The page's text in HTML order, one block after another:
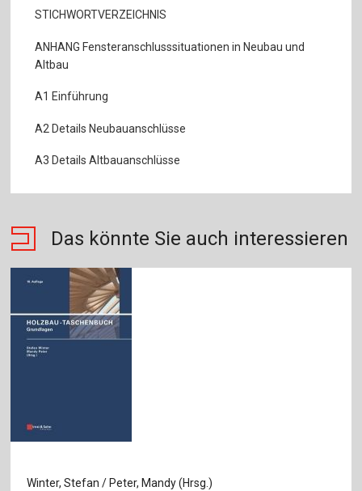
STICHWORTVERZEICHNIS
ANHANG Fensteranschlusssituationen in Neubau und
Altbau
A1 Einführung
A2 Details Neubauanschlüsse
A3 Details Altbauanschlüsse
Das könnte Sie auch interessieren
Winter, Stefan / Peter, Mandy (Hrsg.)